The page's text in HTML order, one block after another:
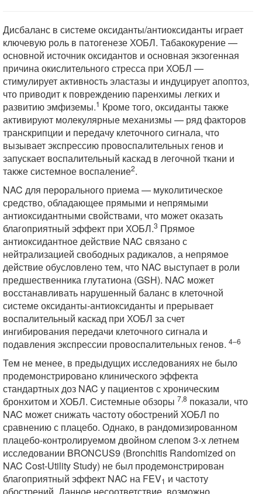
Дисбаланс в системе оксиданты/антиоксиданты играет
ключевую роль в патогенезе ХОБЛ. Табакокурение —
основной источник оксидантов и основная экзогенная
причина окислительного стресса при ХОБЛ —
стимулирует активность эластазы и индуцирует апоптоз,
что приводит к повреждению паренхимы легких и
развитию эмфиземы.1 Кроме того, оксиданты также
активируют молекулярные механизмы — ряд факторов
транскрипции и передачу клеточного сигнала, что
вызывает экспрессию провоспалительных генов и
запускает воспалительный каскад в легочной ткани и
также системное воспаление2.
NAC для перорального приема — муколитическое
средство, обладающее прямыми и непрямыми
антиоксидантными свойствами, что может оказать
благоприятный эффект при ХОБЛ.3 Прямое
антиоксидантное действие NAC связано с
нейтрализацией свободных радикалов, а непрямое
действие обусловлено тем, что NAC выступает в роли
предшественника глутатиона (GSH). NAC может
восстанавливать нарушенный баланс в клеточной
системе оксиданты-антиоксиданты и прерывает
воспалительный каскад при ХОБЛ за счет
ингибирования передачи клеточного сигнала и
подавления экспрессии провоспалительных генов. 4–6
Тем не менее, в предыдущих исследованиях не было
продемонстрировано клинического эффекта
стандартных доз NAC у пациентов с хроническим
бронхитом и ХОБЛ. Системные обзоры 7,8 показали, что
NAC может снижать частоту обострений ХОБЛ по
сравнению с плацебо. Однако, в рандомизированном
плацебо-контролируемом двойном слепом 3-х летнем
исследовании BRONCUS9 (Bronchitis Randomized on
NAC Cost-Utility Study) не был продемонстрирован
благоприятный эффект NAC на FEV1 и частоту